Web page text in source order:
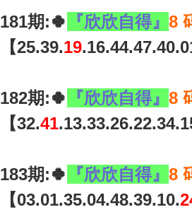
181期:🍀 『欣欣自得』 8
【25.39.19
182期:🍀 『欣欣自得』 8
【32.41
183期:🍀 『欣欣自得』 8
【03.01.35.04.48.39.10.